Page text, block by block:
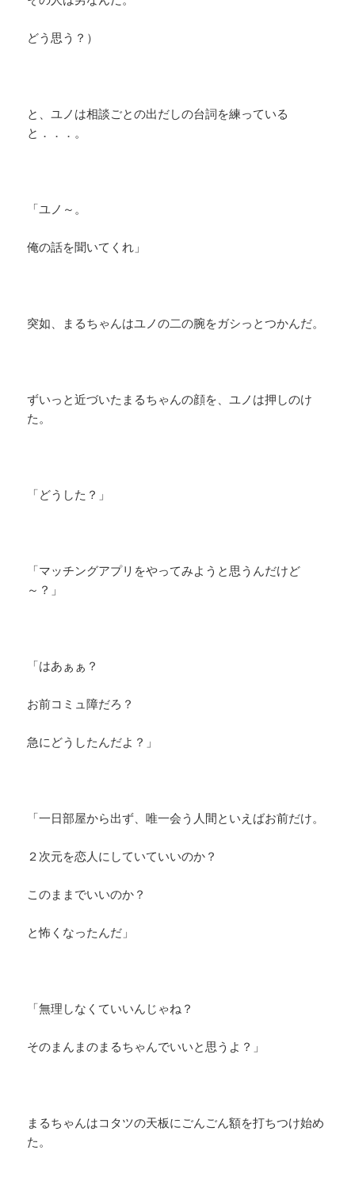
どう思う？）
と、ユノは相談ごとの出だしの台詞を練っている
と．．．。
「ユノ～。
俺の話を聞いてくれ」
突如、まるちゃんはユノの二の腕をガシっとつかんだ。
ずいっと近づいたまるちゃんの顔を、ユノは押しのけ
た。
「どうした？」
「マッチングアプリをやってみようと思うんだけど
～？」
「はあぁぁ？
お前コミュ障だろ？
急にどうしたんだよ？」
「一日部屋から出ず、唯一会う人間といえばお前だけ。
２次元を恋人にしていていいのか？
このままでいいのか？
と怖くなったんだ」
「無理しなくていいんじゃね？
そのまんまのまるちゃんでいいと思うよ？」
まるちゃんはコタツの天板にごんごん額を打ちつけ始め
た。